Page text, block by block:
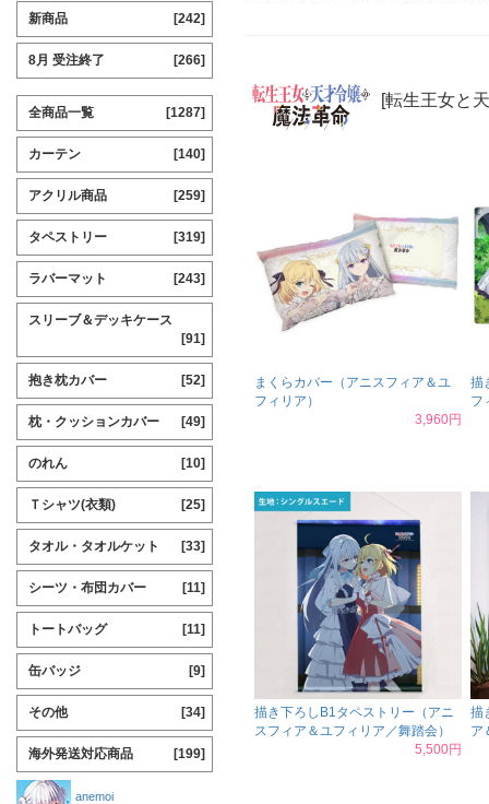
[転生王女と
まくらカバー（アニスフィア＆ユ
フィリア）
3,960円
描
フ
描き下ろしB1タペストリー（アニ
スフィア＆ユフィリア／舞踏会）
5,500円
描
ア
新商品 [242]
8月 受注終了 [266]
全商品一覧 [1287]
カーテン [140]
アクリル商品 [259]
タペストリー [319]
ラバーマット [243]
スリーブ＆デッキケース
[91]
抱き枕カバー [52]
枕・クッションカバー [49]
のれん [10]
Ｔシャツ(衣類) [25]
タオル・タオルケット [33]
シーツ・布団カバー [11]
トートバッグ [11]
缶バッジ [9]
その他 [34]
海外発送対応商品 [199]
anemoi